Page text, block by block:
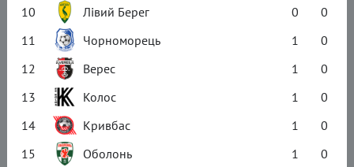
10
Лівий Берег 0
0
11
Чорноморець 1
0
12
Верес 1
0
13
Колос 1
0
14
Кривбас 1
0
15
Оболонь 1
0